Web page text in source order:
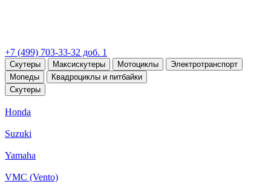
+7 (499) 703-33-32 доб. 1
Скутеры Максискутеры Мотоциклы
Электротранспорт
Мопеды
Квадроциклы и питбайки
Скутеры
Honda
Suzuki
Yamaha
VMC (Vento)